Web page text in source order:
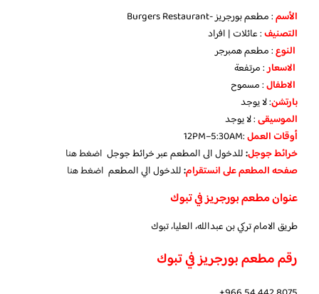
الأسم: مطعم بورجريز -Burgers Restaurant
التصنيف: عائلات | افراد
النوع: مطعم همبرجر
الاسعار: مرتفعة
الاطفال: مسموح
بارتشن: لا يوجد
الموسيقى: لا يوجد
أوقات العمل:12PM–5:30AM
خرائط جوجل:للدخول الى المطعم عبر خرائط جوجل اضغط هنا
صفحه المطعم على انستقرام:للدخول الي المطعم اضغط هنا
عنوان مطعم بورجريز في تبوك
طريق الامام تركي بن عبدالله، العليا، تبوك
رقم مطعم بورجريز في تبوك